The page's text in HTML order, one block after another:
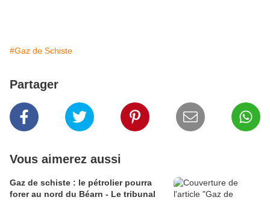
#Gaz de Schiste
Partager
Vous aimerez aussi
Gaz de schiste : le pétrolier pourra
forer au nord du Béarn - Le tribunal